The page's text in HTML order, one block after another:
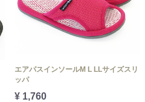
エアパスインソールM L LLサイズスリ
ッパ
¥ 1,760